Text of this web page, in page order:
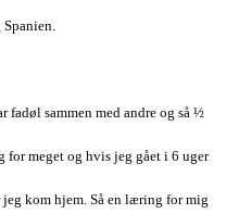
Spanien.
fadøl sammen med andre og så ½
for meget og hvis jeg gået i 6 uger
kom hjem. Så en læring for mig